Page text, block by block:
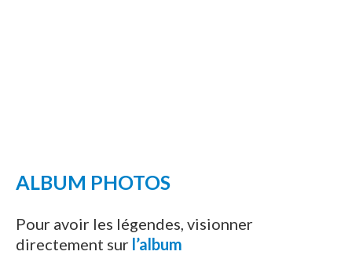
ALBUM PHOTOS
Pour avoir les légendes, visionner
directement sur l’album